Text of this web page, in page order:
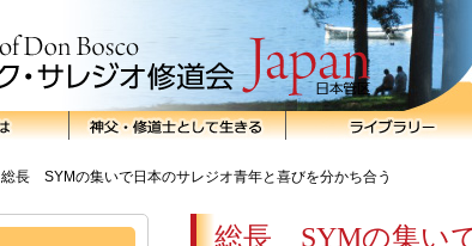
総長 SYMの集いで日本のサレジオ青年と喜びを分かち合う
総長 SYMの集い